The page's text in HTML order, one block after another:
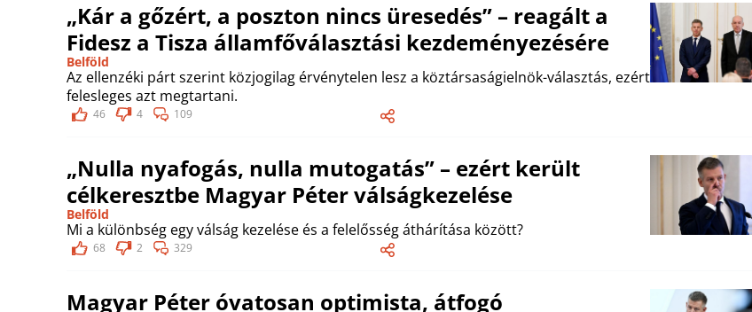
„Kár a gőzért, a poszton nincs üresedés” – reagált a
Fidesz a Tisza államfőválasztási kezdeményezésére
Belföld
Az ellenzéki párt szerint közjogilag érvénytelen lesz a köztársaságielnök-választás, ezért
felesleges azt megtartani.
46 4 109
„Nulla nyafogás, nulla mutogatás” – ezért került
célkeresztbe Magyar Péter válságkezelése
Belföld
Mi a különbség egy válság kezelése és a felelősség áthárítása között?
68 2 329
Magyar Péter óvatosan optimista, átfogó